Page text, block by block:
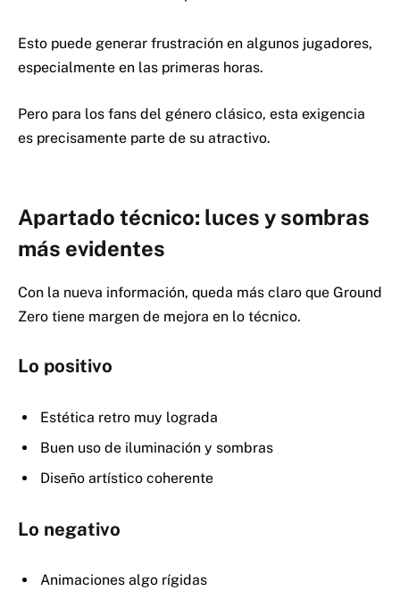
Esto puede generar frustración en algunos jugadores,
especialmente en las primeras horas.
Pero para los fans del género clásico, esta exigencia
es precisamente parte de su atractivo.
Apartado técnico: luces y sombras
más evidentes
Con la nueva información, queda más claro que Ground
Zero tiene margen de mejora en lo técnico.
Lo positivo
Estética retro muy lograda
Buen uso de iluminación y sombras
Diseño artístico coherente
Lo negativo
Animaciones algo rígidas